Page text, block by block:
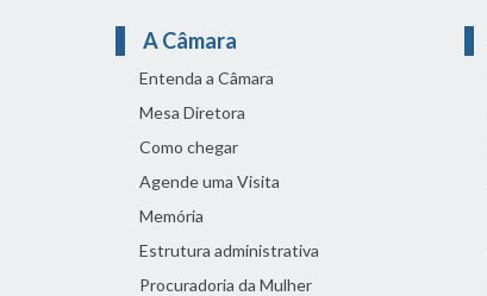
A Câmara
Entenda a Câmara
Mesa Diretora
Como chegar
Agende uma Visita
Memória
Estrutura administrativa
Procuradoria da Mulher